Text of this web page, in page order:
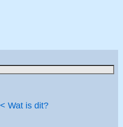
< Wat is dit?